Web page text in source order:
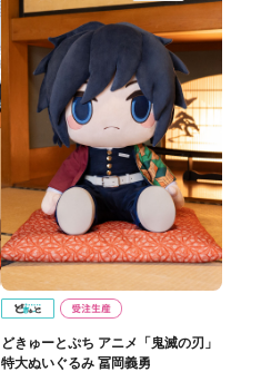
どきゅーとぷち アニメ「鬼滅の刃」
特大ぬいぐるみ 冨岡義勇